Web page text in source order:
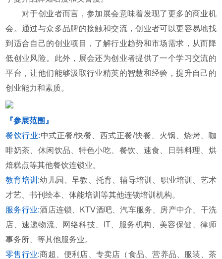
对于创业者而言，参加展会意味着发现了更多的商业机
会。通过与众多品牌的接触和交流，创业者可以更容易地找
到适合自己的创业项目，了解行业趋势和市场需求，从而降
低创业风险。此外，展会还为创业者提供了一个学习交流的
平台，让他们能够汲取行业精英的智慧和经验，提升自己的
创业能力和素质。
『参展范围』
餐饮行业:中式正餐/快餐、西式正餐/快餐、火锅、烧烤、咖
啡奶茶、休闲饮品、特色小吃、餐饮、速食、日韩料理、烘
焙糕点等其他餐饮连锁业。
教育培训:幼儿园、早教、托育、辅导培训、职业培训、艺术
才艺、书刊绘本、体能培训等其他连锁培训机构。
服务行业:酒店连锁、KTV酒吧、汽车服务、房产中介、干洗
店、速递物流、网络科技、IT、服务机构、美容保健、律师
事务所、等其他服务业。
零售行业:商超、便利店、专卖店（食品、营养品、服装、茶